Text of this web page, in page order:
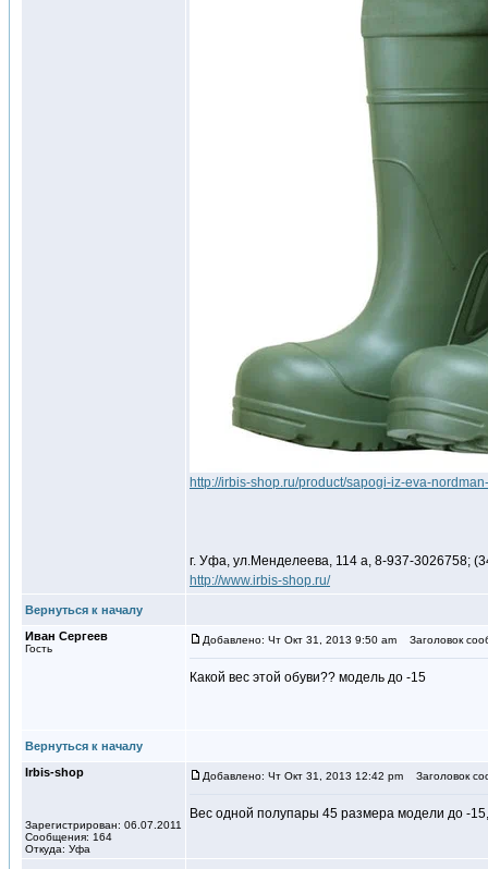
http://irbis-shop.ru/product/sapogi-iz-eva-
г. Уфа, ул.Менделеева, 114 а, 8-937-3026758;
http://www.irbis-shop.ru/
Вернуться к началу
Иван Сергеев
Гость
Добавлено: Чт Окт 31, 2013 9:50 am Заголовок
Какой вес этой обуви?? модель до -15
Вернуться к началу
Irbis-shop
Зарегистрирован: 06.07.2011
Сообщения: 164
Откуда: Уфа
Добавлено: Чт Окт 31, 2013 12:42 pm Заголовок
Вес одной полупары 45 размера модели до -